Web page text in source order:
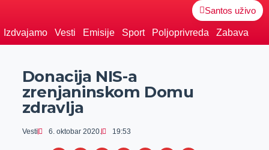
Santos uživo
Izdvajamo Vesti Emisije Sport Poljoprivreda Zabava
Donacija NIS-a
zrenjaninskom Domu
zdravlja
Vesti 6. oktobar 2020. 19:53